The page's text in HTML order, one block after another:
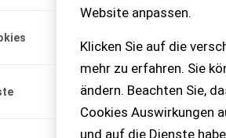
Website anpassen.
Klicken Sie auf die
mehr zu erfahren. Sie
ändern. Beachten Sie,
Cookies Auswirkungen
und auf die Dienste
ml Fassungsvermögen